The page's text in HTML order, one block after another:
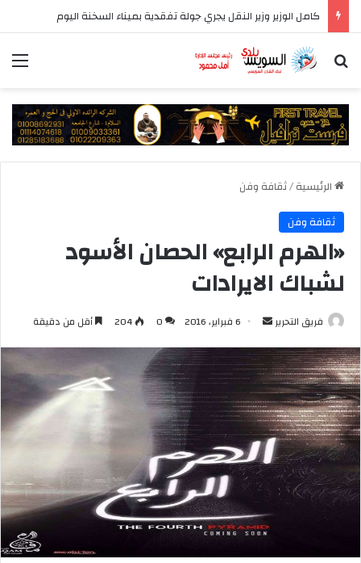
كامل الوزير وزير النقل يجري جولة تفقدية بميناء السخنة اليوم
بحث عن
الرئيسية/ثقافة وفن
ثقافة وفن
«الهرم الرابع» الحصان الأسود
لشباك الايرادات
فريق التحرير
أرسل
إلكترونيا
6 فبراير، 2016 0
204 أقل من دقيقة